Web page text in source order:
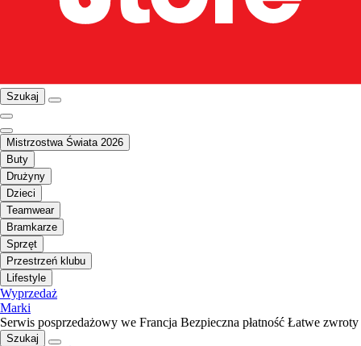
Szukaj
Mistrzostwa Świata 2026
Buty
Drużyny
Dzieci
Teamwear
Bramkarze
Sprzęt
Przestrzeń klubu
Lifestyle
Wyprzedaż
Marki
Serwis posprzedażowy we Francja Bezpieczna płatność Łatwe zwroty
Szukaj